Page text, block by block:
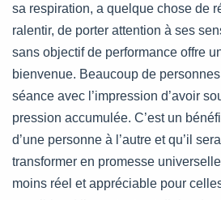
sa respiration, a quelque chose de
ralentir, de porter attention à ses
sans objectif de performance offre
bienvenue. Beaucoup de
séance avec l’impression d’avoir
pression accumulée. C’est un
d’une personne à l’autre et qu’il
transformer en promesse
moins réel et appréciable pour